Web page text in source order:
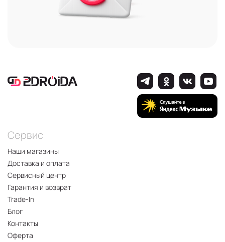
Сервис
Наши магазины
Доставка и оплата
Сервисный центр
Гарантия и возврат
Trade-In
Блог
Контакты
Оферта